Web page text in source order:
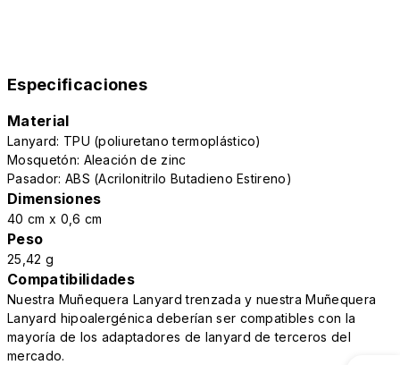
Especificaciones
Material
Lanyard: TPU (poliuretano termoplástico)
Mosquetón: Aleación de zinc
Pasador: ABS (Acrilonitrilo Butadieno Estireno)
Dimensiones
40 cm x 0,6 cm
Peso
25,42 g
Compatibilidades
Nuestra Muñequera Lanyard trenzada y nuestra Muñequera
Lanyard hipoalergénica deberían ser compatibles con la
mayoría de los adaptadores de lanyard de terceros del
mercado.